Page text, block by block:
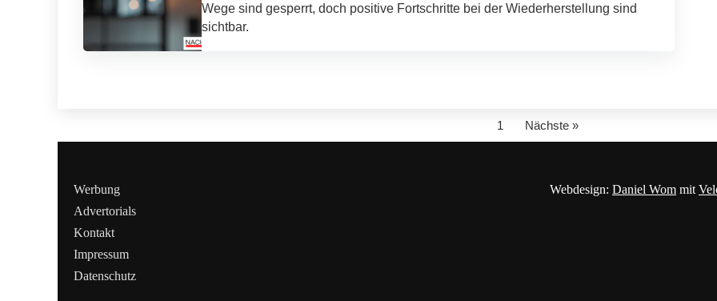
Wege sind gesperrt, doch positive Fortschritte bei der Wiederherstellung sind
sichtbar.
1 Nächste »
Werbung
Advertorials
Kontakt
Impressum
Datenschutz
Webdesign: Daniel Wom mit